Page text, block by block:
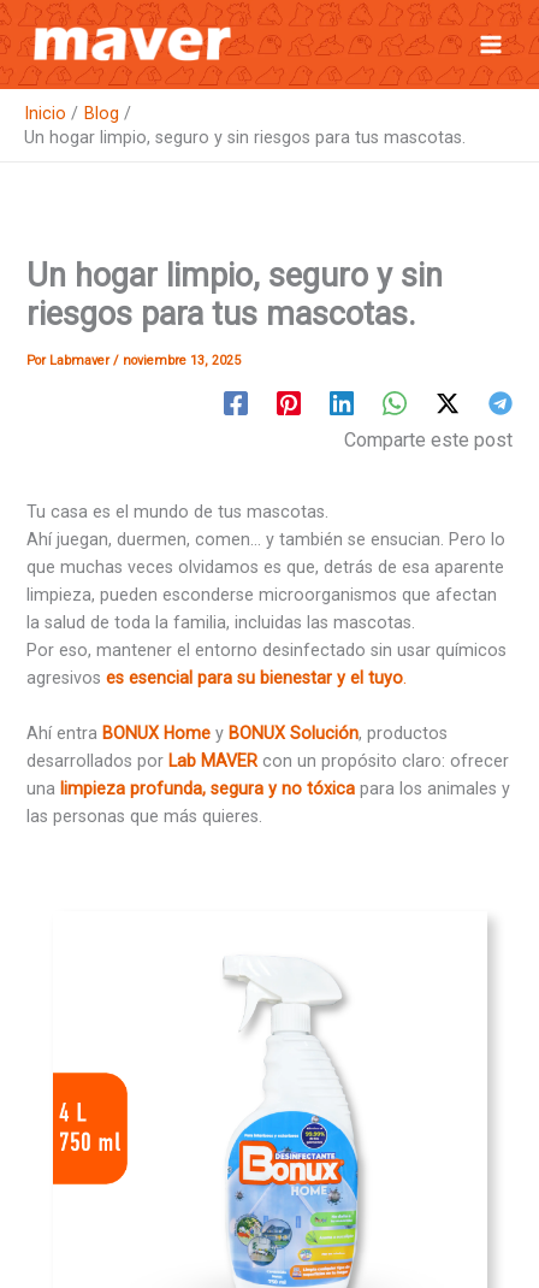
Ir
al
contenido
Inicio
Blog
Un hogar limpio, seguro y sin riesgos para tus mascotas.
Un hogar limpio, seguro y sin
riesgos para tus mascotas.
Por Labmaver/ noviembre 13, 2025
Comparte este post
Tu casa es el mundo de tus mascotas.
Ahí juegan, duermen, comen… y también se ensucian. Pero lo
que muchas veces olvidamos es que, detrás de esa aparente
limpieza, pueden esconderse microorganismos que afectan
la salud de toda la familia, incluidas las mascotas.
Por eso, mantener el entorno desinfectado sin usar químicos
agresivoses esencial para su bienestar y el tuyo
Ahí entraBONUX Home yBONUX Solución, productos
desarrollados porLab MAVER con un propósito claro: ofrecer
unalimpieza profunda, segura y no tóxica para los animales y
las personas que más quieres.